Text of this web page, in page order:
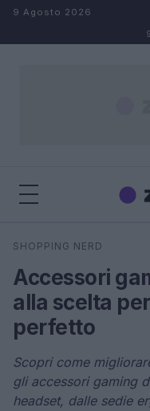
Salta al contenuto
9 Agosto 2026
Cerca
SHOPPING NERD
Accessori
alla scelta
perfetto
Scopri come
gli accessori gaming
headset, dalle sedie